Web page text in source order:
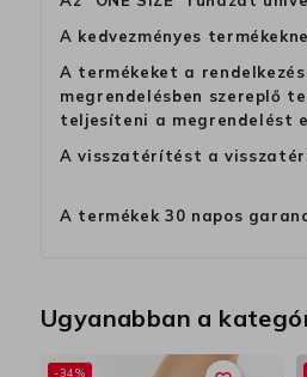
A kedvezményes
A termékeket a
megrendelésben szereplő
teljesíteni a megrendelést
A visszatérítést a
A termékek 30 napos
Ugyanabban a
-34%